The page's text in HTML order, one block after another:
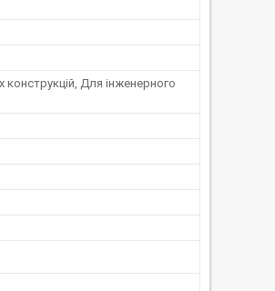
Для інженерного